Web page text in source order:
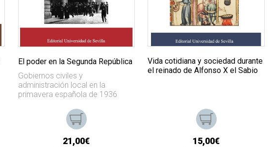
El poder en la Segunda República
Gobiernos civiles y
administración local en la
primavera española de 1936
21,00€
Vida cotidiana y sociedad durante
el reinado de Alfonso X el Sabio
15,00€